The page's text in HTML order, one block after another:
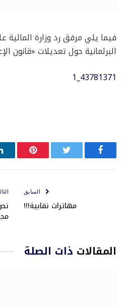
فيما يلي مرفق رد وزارة المالية
البرلمانية حول تعديلات «قانون
43781371_1
فيسبوك تويتر
السابق
مهاترات نقابية!!!
المقالات ذات الصلة